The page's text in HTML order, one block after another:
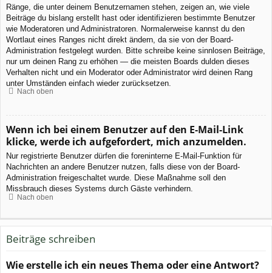
Ränge, die unter deinem Benutzernamen stehen, zeigen an, wie viele
Beiträge du bislang erstellt hast oder identifizieren bestimmte Benutzer
wie Moderatoren und Administratoren. Normalerweise kannst du den
Wortlaut eines Ranges nicht direkt ändern, da sie von der Board-
Administration festgelegt wurden. Bitte schreibe keine sinnlosen Beiträge,
nur um deinen Rang zu erhöhen — die meisten Boards dulden dieses
Verhalten nicht und ein Moderator oder Administrator wird deinen Rang
unter Umständen einfach wieder zurücksetzen.
Nach oben
Wenn ich bei einem Benutzer auf den E-Mail-Link
klicke, werde ich aufgefordert, mich anzumelden.
Nur registrierte Benutzer dürfen die foreninterne E-Mail-Funktion für
Nachrichten an andere Benutzer nutzen, falls diese von der Board-
Administration freigeschaltet wurde. Diese Maßnahme soll den
Missbrauch dieses Systems durch Gäste verhindern.
Nach oben
Beiträge schreiben
Wie erstelle ich ein neues Thema oder eine Antwort?